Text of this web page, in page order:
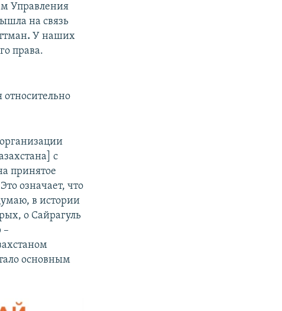
Управления
на связь
. У наших
права.
с
принятое
означает, что
в истории
о Сайрагуль
–
основным